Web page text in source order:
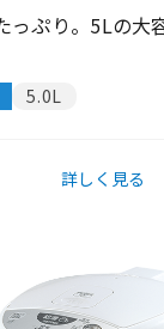
っぷり。5Lの大
5.0L
詳しく見る